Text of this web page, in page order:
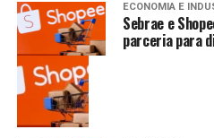
ECONOMIA E
Sebrae e
parceria para